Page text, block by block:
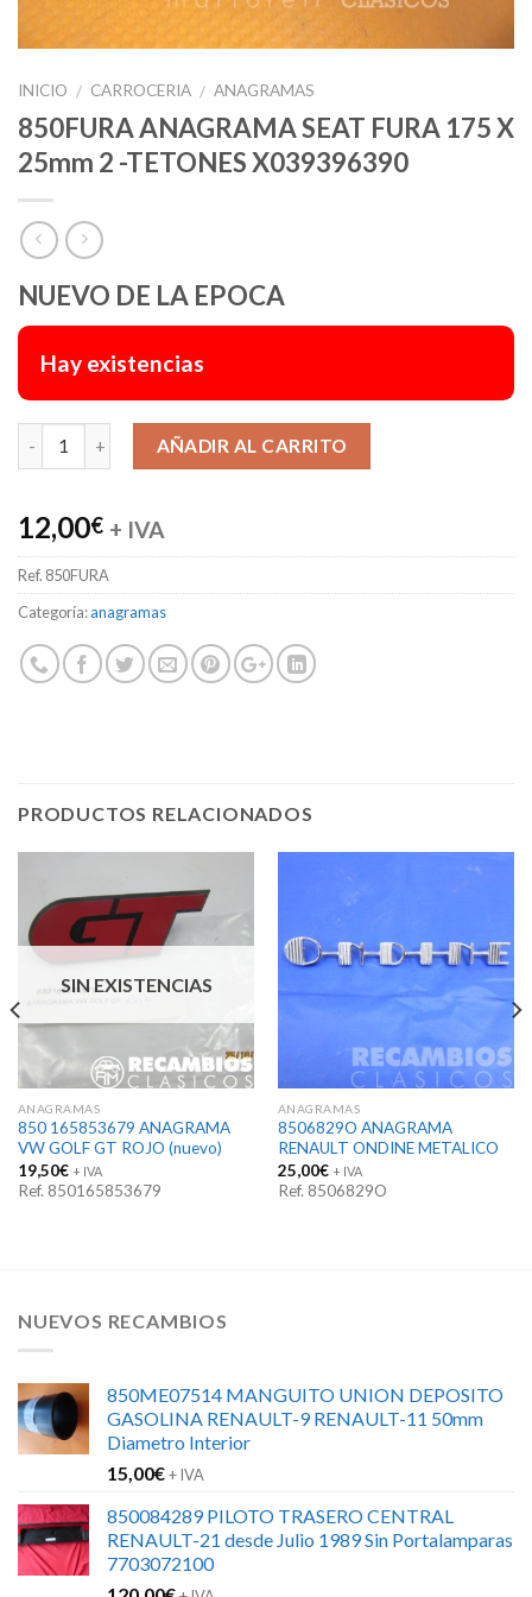
INICIO / CARROCERIA / ANAGRAMAS
850FURA ANAGRAMA SEAT FURA 175 X
25mm 2 -TETONES X039396390
NUEVO DE LA EPOCA
Hay existencias
AÑADIR AL CARRITO
12,00€ + IVA
Ref. 850FURA
Categoría:anagramas
PRODUCTOS RELACIONADOS
SIN EXISTENCIAS
ANAGRAMAS
850 165853679 ANAGRAMA
VW GOLF GT ROJO (nuevo)
19,50€ + IVA
Ref. 850165853679
ANAGRAMAS
8506829O ANAGRAMA
RENAULT ONDINE METALICO
25,00€ + IVA
Ref. 8506829O
NUEVOS RECAMBIOS
850ME07514 MANGUITO UNION DEPOSITO
GASOLINA RENAULT-9 RENAULT-11 50mm
Diametro Interior
15,00€+ IVA
850084289 PILOTO TRASERO CENTRAL
RENAULT-21 desde Julio 1989 Sin Portalamparas
7703072100